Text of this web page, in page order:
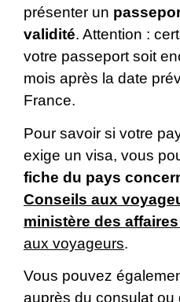
présenter un
validité. Attention :
votre passeport soit
mois après la date
France.
Pour savoir si votre
exige un visa, vous
fiche du pays
Conseils aux
ministère des
aux voyageurs.
Vous pouvez
auprès du consulat